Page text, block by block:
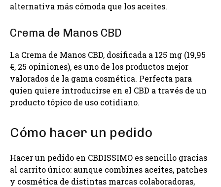
alternativa más cómoda que los aceites.
Crema de Manos CBD
La Crema de Manos CBD, dosificada a 125 mg (19,95
€, 25 opiniones), es uno de los productos mejor
valorados de la gama cosmética. Perfecta para
quien quiere introducirse en el CBD a través de un
producto tópico de uso cotidiano.
Cómo hacer un pedido
Hacer un pedido en CBDISSIMO es sencillo gracias
al carrito único: aunque combines aceites, patches
y cosmética de distintas marcas colaboradoras,